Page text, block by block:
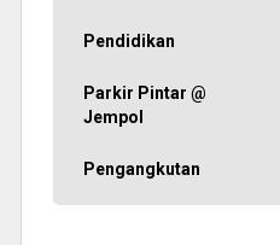
Pendidikan
Parkir Pintar @
Jempol
Pengangkutan